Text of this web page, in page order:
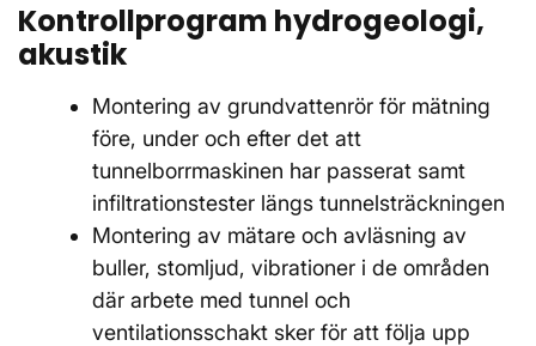
Kontrollprogram hydrogeologi,
akustik
Montering av grundvattenrör för mätning
före, under och efter det att
tunnelborrmaskinen har passerat samt
infiltrationstester längs tunnelsträckningen
Montering av mätare och avläsning av
buller, stomljud, vibrationer i de områden
där arbete med tunnel och
ventilationsschakt sker för att följa upp